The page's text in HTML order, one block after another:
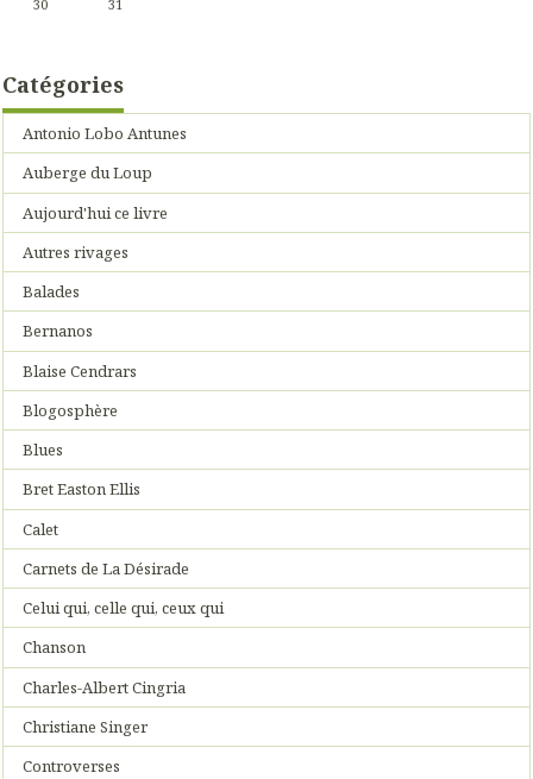
30
31
Catégories
Antonio Lobo Antunes
Auberge du Loup
Aujourd'hui ce livre
Autres rivages
Balades
Bernanos
Blaise Cendrars
Blogosphère
Blues
Bret Easton Ellis
Calet
Carnets de La Désirade
Celui qui, celle qui, ceux qui
Chanson
Charles-Albert Cingria
Christiane Singer
Controverses